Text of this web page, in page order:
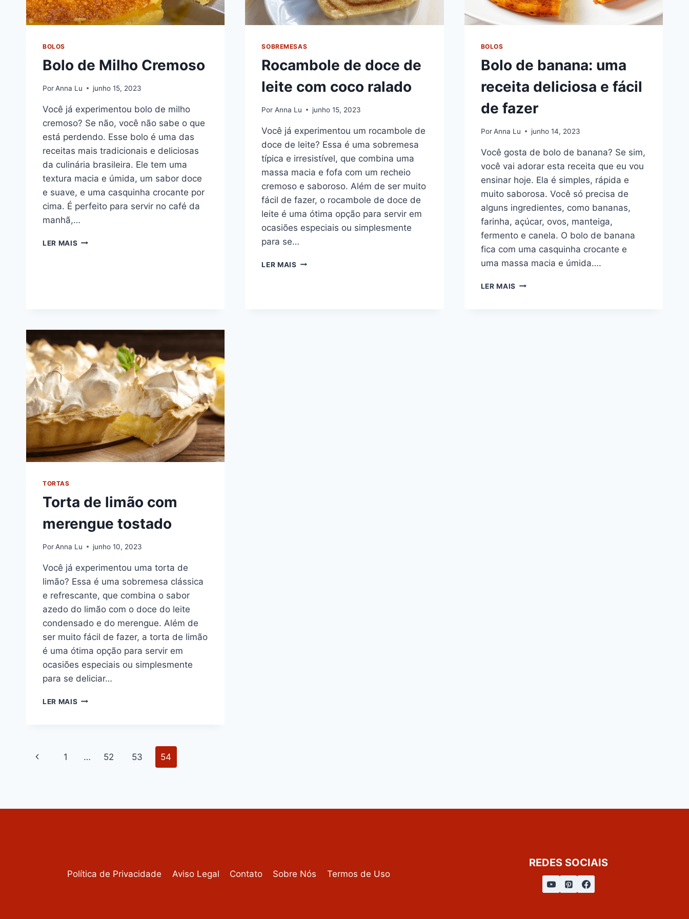
BOLOS
Bolo de Milho Cremoso
PorAnna Lu junho 15, 2023
Você já experimentou bolo de milho
cremoso? Se não, você não sabe o que
está perdendo. Esse bolo é uma das
receitas mais tradicionais e deliciosas
da culinária brasileira. Ele tem uma
textura macia e úmida, um sabor doce
e suave, e uma casquinha crocante por
cima. É perfeito para servir no café da
manhã,…
LER MAIS BOLO
SOBREMESAS
Rocambole de doce de
leite com coco ralado
Por Anna Lu junho 15, 2023
Você já experimentou um rocambole de
doce de leite? Essa é uma sobremesa
típica e irresistível, que combina uma
massa macia e fofa com um recheio
cremoso e saboroso. Além de ser muito
fácil de fazer, o rocambole de doce de
leite é uma ótima opção para servir em
ocasiões especiais ou simplesmente
para se…
LER MAIS ROCAMBOLE
BOLOS
Bolo de banana: uma
receita deliciosa e fácil
de fazer
Por Anna Lu junho 14, 2023
Você gosta de bolo de banana? Se sim,
você vai adorar esta receita que eu vou
ensinar hoje. Ela é simples, rápida e
muito saborosa. Você só precisa de
alguns ingredientes, como bananas,
farinha, açúcar, ovos, manteiga,
fermento e canela. O bolo de banana
fica com uma casquinha crocante e
uma massa macia e úmida….
LER MAIS BOLO
TORTAS
Torta de limão com
merengue tostado
PorAnna Lu junho 10, 2023
Você já experimentou uma torta de
limão? Essa é uma sobremesa clássica
e refrescante, que combina o sabor
azedo do limão com o doce do leite
condensado e do merengue. Além de
ser muito fácil de fazer, a torta de limão
é uma ótima opção para servir em
ocasiões especiais ou simplesmente
para se deliciar…
LER MAIS TORTA
TOSTADO
Navegação
Página
1 … 52 53 54
Política de Privacidade Aviso Legal Contato Sobre Nós Termos de Uso
REDES SOCIAIS